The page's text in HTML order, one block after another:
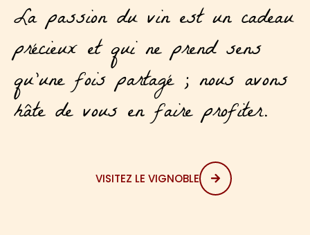
La passion du vin est un cadeau
précieux et qui ne prend sens
qu’une fois partagé ; nous avons
hâte de vous en faire profiter.
VISITEZ LE VIGNOBLE